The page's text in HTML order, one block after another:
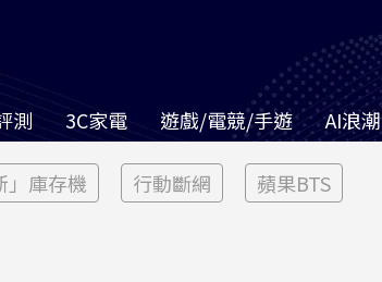
測 3C家電 遊戲/電競/手遊 AI浪潮
」庫存機 行動斷網 蘋果BTS